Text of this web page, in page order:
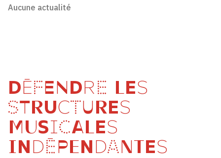
Aucune actualité
DÉFENDRE LES
STRUCTURES
MUSICALES
INDÉPENDANTES